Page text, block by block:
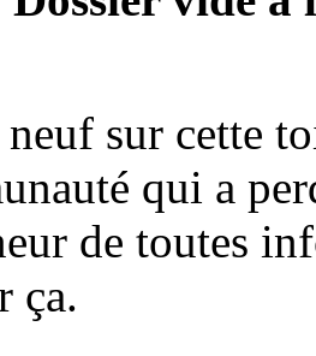
sur cette
qui a
de toutes
ça.